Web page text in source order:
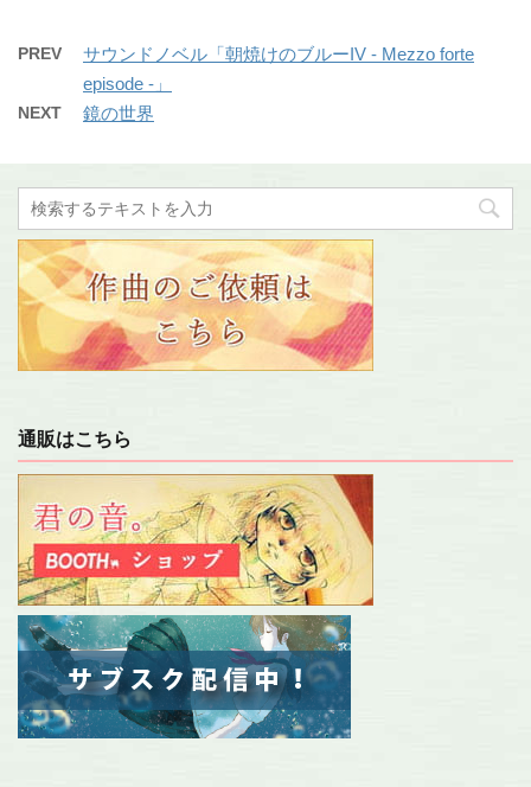
PREV
サウンドノベル「朝焼けのブルーIV - Mezzo forte
episode -」
NEXT 鏡の世界
通販はこちら